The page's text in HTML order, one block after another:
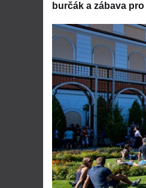
burčák a zábava